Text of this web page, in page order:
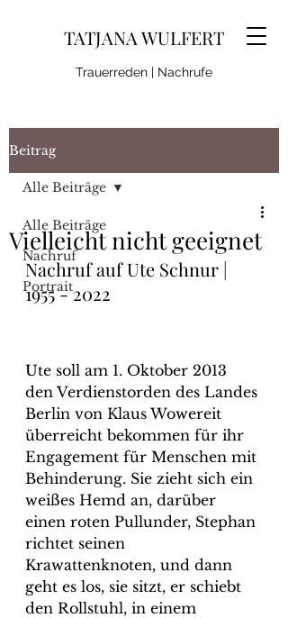
TATJANA WULFERT
Trauerreden | Nachrufe
Beitrag
Alle Beiträge
Nachruf
Portrait
Alle Beiträge
Vielleicht nicht geeignet
Nachruf auf Ute Schnur |
1955 - 2022
Ute soll am 1. Oktober 2013
den Verdienstorden des Landes
Berlin von Klaus Wowereit
überreicht bekommen für ihr
Engagement für Menschen mit
Behinderung. Sie zieht sich ein
weißes Hemd an, darüber
einen roten Pullunder, Stephan
richtet seinen
Krawattenknoten, und dann
geht es los, sie sitzt, er schiebt
den Rollstuhl, in einem